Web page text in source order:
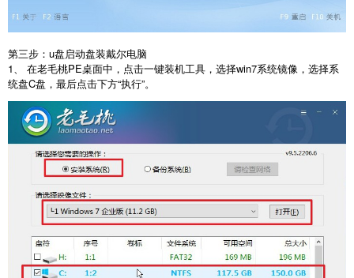
第三步：u盘启动盘装戴尔电脑
1、 在老毛桃PE桌面中，点击一键装机工具，选择win7系统镜像，选择系
统盘C盘，最后点击下方“执行”。